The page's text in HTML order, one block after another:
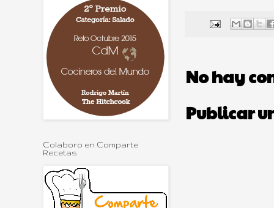
No hay
Publicar
Colaboro en Comparte
Recetas